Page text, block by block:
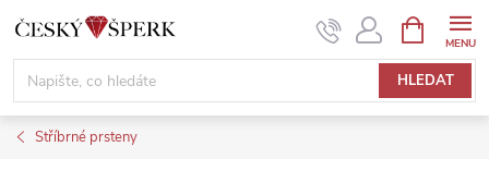
Přejít
obsah
HLEDAT
NÁKUPNÍ
KOŠÍK
Stříbrné prsteny